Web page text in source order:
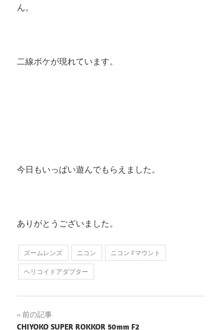
ん。
二線ボケが現れています。
今日もいっぱい遊んでもらえました。
ありがとうございました。
ズームレンズ ニコン
ニコン Fマウント
ヘリコイドアダプター
投
前の記事
CHIYOKO SUPER ROKKOR 50mm F2